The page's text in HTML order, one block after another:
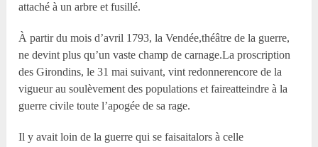
attaché à un arbre et fusillé.
À partir du mois d’avril 1793, la Vendée,théâtre de la guerre,
ne devint plus qu’un vaste champ de carnage.La proscription
des Girondins, le 31 mai suivant, vint redonnerencore de la
vigueur au soulèvement des populations et faireatteindre à la
guerre civile toute l’apogée de sa rage.
Il y avait loin de la guerre qui se faisaitalors à celle